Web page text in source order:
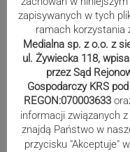
Bracia
punkty.
80-lecie
działo!
zapisywanych w tych
ramach korzystania
Medialna sp. z o.o. z
ul. Żywiecka 118,
przez Sąd
Gospodarczy KRS
REGON:070003633
informacji związanych
znajdą Państwo w
przycisku "Akceptuje"